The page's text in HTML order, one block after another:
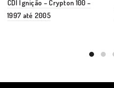
CDI Ignição – Crypton 100 –
1997 até 2005